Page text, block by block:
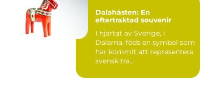
Dalahästen: En
eftertraktad souvenir
I hjärtat av Sverige, i
Dalarna, föds en symbol som
har kommit att representera
svensk tra...